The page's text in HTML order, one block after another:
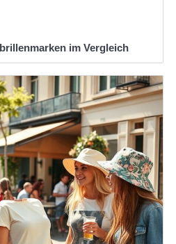
im Vergleich